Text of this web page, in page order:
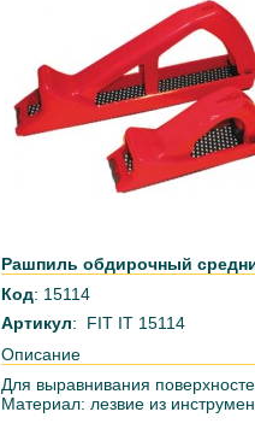
Рашпиль обдирочный
Код: 15114
Артикул: FIT IT 15114
Описание
Для выравнивания
Материал: лезвие из